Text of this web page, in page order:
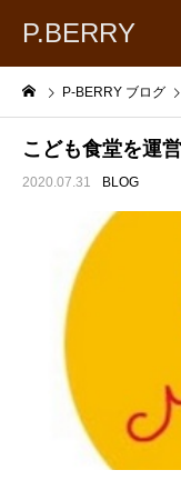
P.BERRY
P-BERRY ブログ
こども食堂を運
2020.07.31 BLOG